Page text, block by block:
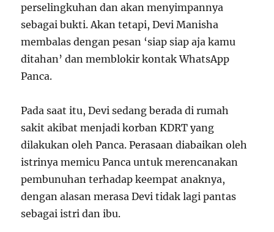
perselingkuhan dan akan menyimpannya
sebagai bukti. Akan tetapi, Devi Manisha
membalas dengan pesan ‘siap siap aja kamu
ditahan’ dan memblokir kontak WhatsApp
Panca.
Pada saat itu, Devi sedang berada di rumah
sakit akibat menjadi korban KDRT yang
dilakukan oleh Panca. Perasaan diabaikan oleh
istrinya memicu Panca untuk merencanakan
pembunuhan terhadap keempat anaknya,
dengan alasan merasa Devi tidak lagi pantas
sebagai istri dan ibu.